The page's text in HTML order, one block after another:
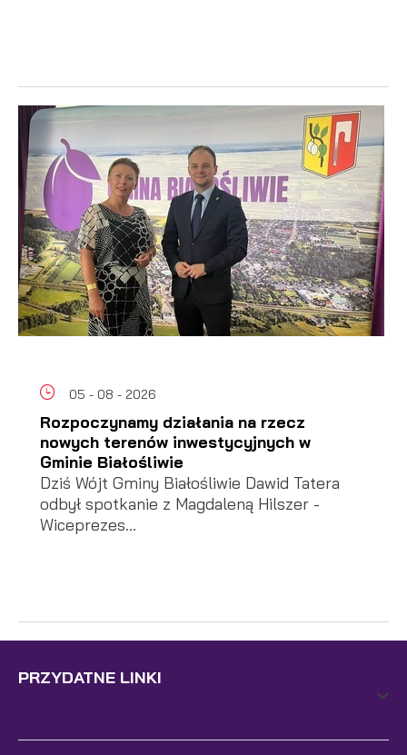
05 - 08 - 2026
Rozpoczynamy działania na rzecz
nowych terenów inwestycyjnych w
Gminie Białośliwie
Dziś Wójt Gminy Białośliwie Dawid Tatera
odbył spotkanie z Magdaleną Hilszer -
Wiceprezes...
PRZYDATNE LINKI